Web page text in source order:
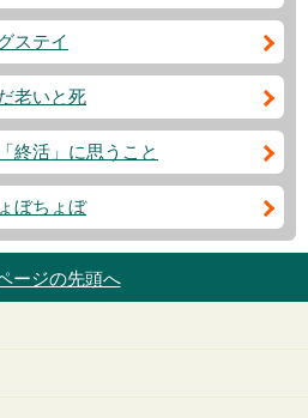
ステイ
老いと死
終活」に思うこと
ぼちょぼ
ージの先頭へ